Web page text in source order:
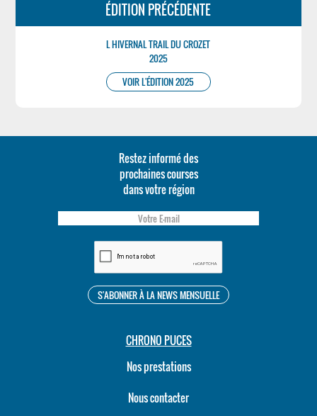
ÉDITION PRÉCÉDENTE
L HIVERNAL TRAIL DU CROZET
2025
VOIR L'ÉDITION 2025
Restez informé des
prochaines courses
dans votre région
CHRONO PUCES
Nos prestations
Nous contacter